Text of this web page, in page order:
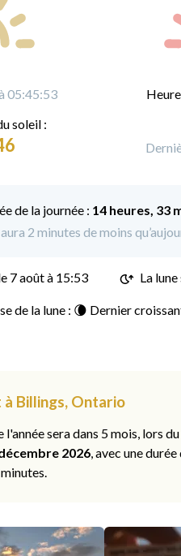
05:45:53
soleil :
de la journée : 14 heures, 33
2 minutes de moins
7 août à 15:53 La
de la lune : 🌘 Dernier
Billings, Ontario
l'année sera dans 5 mois, lors du
2026, avec une durée